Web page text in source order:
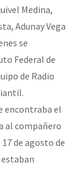
Medina,
Adunay Vega
se
Federal de
de Radio
encontraba el
al compañero
de agosto de